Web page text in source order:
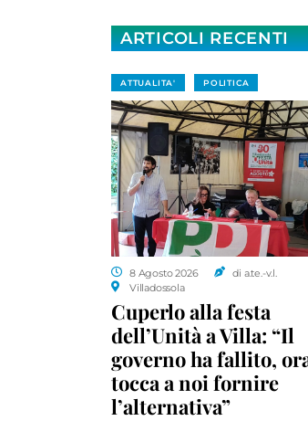
ARTICOLI RECENTI
ATTUALITA' POLITICA
8 Agosto 2026
di a.te.-v.l.
Villadossola
Cuperlo alla festa
dell’Unità a Villa: “Il
governo ha fallito,
tocca a noi fornire
l’alternativa”